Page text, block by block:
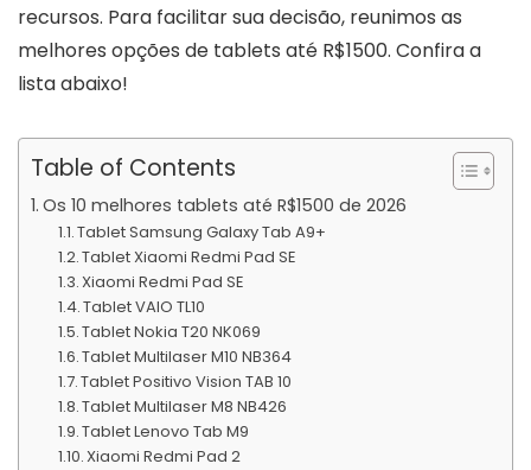
recursos. Para facilitar sua decisão, reunimos as
melhores opções de tablets até R$1500. Confira a
lista abaixo!
Table of Contents
Os 10 melhores tablets até R$1500 de 2026
Tablet Samsung Galaxy Tab A9+
Tablet Xiaomi Redmi Pad SE
Xiaomi Redmi Pad SE
Tablet VAIO TL10
Tablet Nokia T20 NK069
Tablet Multilaser M10 NB364
Tablet Positivo Vision TAB 10
Tablet Multilaser M8 NB426
Tablet Lenovo Tab M9
Xiaomi Redmi Pad 2